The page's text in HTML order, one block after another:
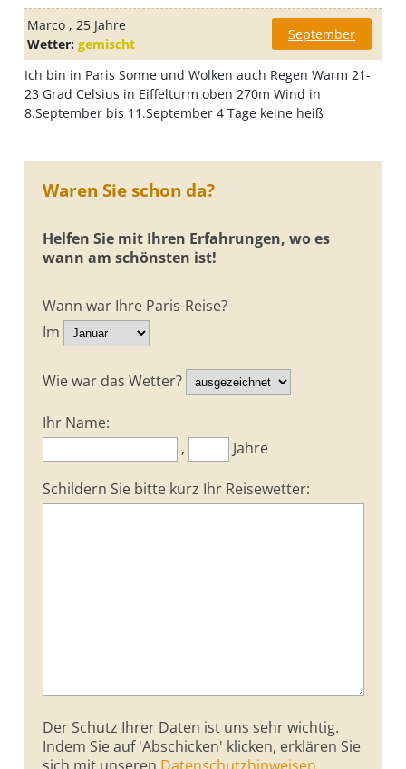
Marco , 25 Jahre
September
Wetter: gemischt
Ich bin in Paris Sonne und Wolken auch Regen Warm 21-
23 Grad Celsius in Eiffelturm oben 270m Wind in
8.September bis 11.September 4 Tage keine heiß
Waren Sie schon da?
Helfen Sie mit Ihren Erfahrungen, wo es
wann am schönsten ist!
Wann war Ihre Paris-Reise?
Im
Wie war das Wetter?
Ihr Name:
,
Jahre
Schildern Sie bitte kurz Ihr Reisewetter:
Der Schutz Ihrer Daten ist uns sehr wichtig.
Indem Sie auf 'Abschicken' klicken, erklären Sie